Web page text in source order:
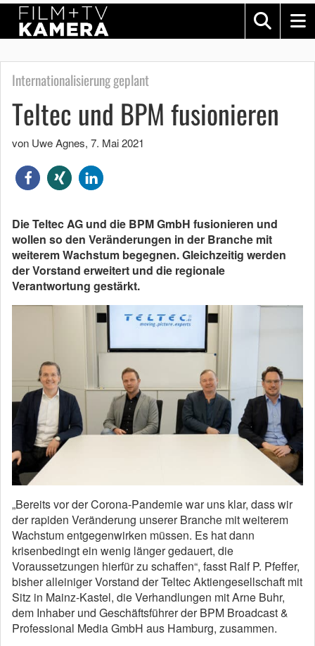
Internationalisierung geplant
Teltec und BPM fusionieren
von Uwe Agnes, 7. Mai 2021
Die Teltec AG und die BPM GmbH fusionieren und
wollen so den Veränderungen in der Branche mit
weiterem Wachstum begegnen. Gleichzeitig werden
der Vorstand erweitert und die regionale
Verantwortung gestärkt.
„Bereits vor der Corona-Pandemie war uns klar, dass wir
der rapiden Veränderung unserer Branche mit weiterem
Wachstum entgegenwirken müssen. Es hat dann
krisenbedingt ein wenig länger gedauert, die
Voraussetzungen hierfür zu schaffen“, fasst Ralf P. Pfeffer,
bisher alleiniger Vorstand der Teltec Aktiengesellschaft mit
Sitz in Mainz-Kastel, die Verhandlungen mit Arne Buhr,
dem Inhaber und Geschäftsführer der BPM Broadcast &
Professional Media GmbH aus Hamburg, zusammen.